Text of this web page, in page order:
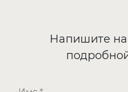
Напишите